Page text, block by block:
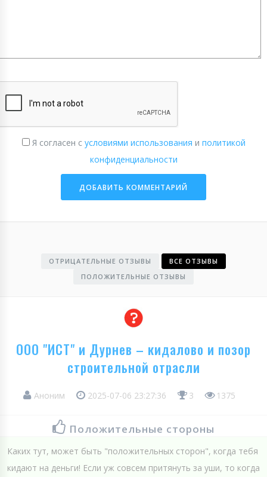
Я согласен с условиями использования и политикой
конфиденциальности
ОТРИЦАТЕЛЬНЫЕ ОТЗЫВЫ
ВСЕ ОТЗЫВЫ
ПОЛОЖИТЕЛЬНЫЕ ОТЗЫВЫ
ООО "ИСТ" и Дурнев – кидалово и позор
строительной отрасли
Аноним 2025-07-06 23:27:36 3 1375
Положительные стороны
Каких тут, может быть "положительных сторон", когда тебя
кидают на деньги! Если уж совсем притянуть за уши, то когда